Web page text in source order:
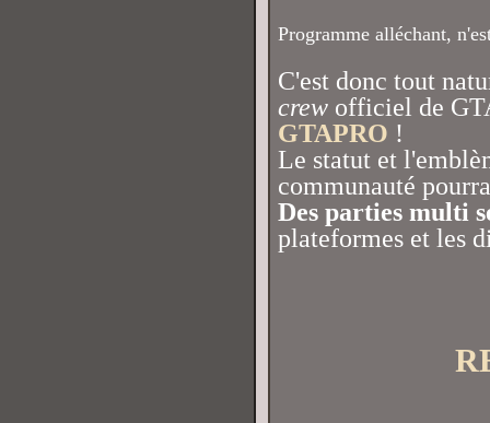
Programme alléchant,
C'est donc tout
crewofficiel de
GTAPRO !
Le statut et
communauté
Des parties multi
plateformes et les